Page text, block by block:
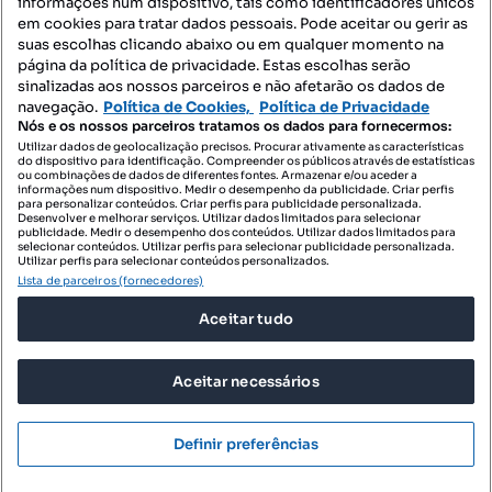
Mapa do Site
Contacte-nos
SIGA-NOS:
DESCARREGAR NA:
© 2026 Imovirtual.com, OLX Portugal, S.A.
TERMOS DE UTILIZAÇÃO
POLÍTICA DE PRIVACIDADE
CONFIGURAÇÕES DE PRIVACIDADE
em cookies para tratar dados pessoais. Pode aceitar ou gerir as
suas escolhas clicando abaixo ou em qualquer momento na
página da política de privacidade. Estas escolhas serão
sinalizadas aos nossos parceiros e não afetarão os dados de
navegação. Política de Cookies, Política de Privacidade
Nós e os nossos parceiros tratamos os dados para fornecermos:
Utilizar dados de geolocalização precisos. Procurar ativamente as características
do dispositivo para identificação. Compreender os públicos através de estatísticas
ou combinações de dados de diferentes fontes. Armazenar e/ou aceder a
informações num dispositivo. Medir o desempenho da publicidade. Criar perfis
para personalizar conteúdos. Criar perfis para publicidade personalizada.
Desenvolver e melhorar serviços. Utilizar dados limitados para selecionar
publicidade. Medir o desempenho dos conteúdos. Utilizar dados limitados para
selecionar conteúdos. Utilizar perfis para selecionar publicidade personalizada.
Utilizar perfis para selecionar conteúdos personalizados.
Lista de parceiros (fornecedores)
Aceitar tudo
Aceitar necessários
Definir preferências